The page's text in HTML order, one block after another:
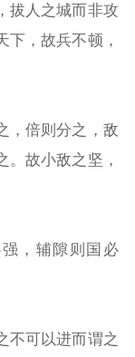
人之城而非攻
下，故兵不顿，
倍则分之，敌
。故小敌之坚，
，辅隙则国必
可以进而谓之